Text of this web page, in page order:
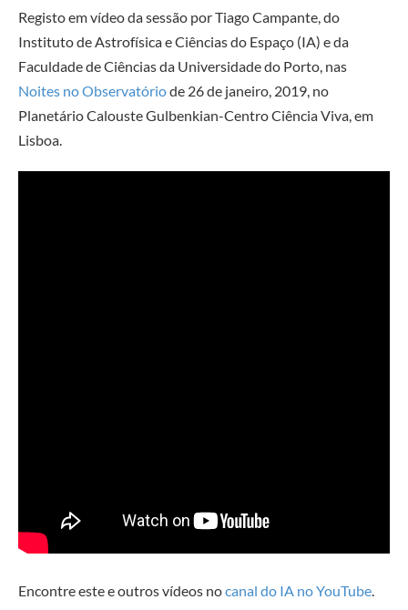
Registo em vídeo da sessão por Tiago Campante, do
Instituto de Astrofísica e Ciências do Espaço (IA) e da
Faculdade de Ciências da Universidade do Porto, nas
Noites no Observatóriode 26 de janeiro, 2019, no
Planetário Calouste Gulbenkian-Centro Ciência Viva, em
Lisboa.
Encontre este e outros vídeos nocanal do IA no YouTube.